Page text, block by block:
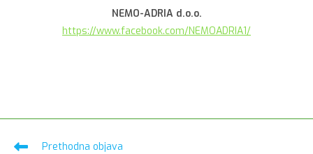
NEMO-ADRIA d.o.o.
https://www.facebook.com/NEMOADRIA1/
PročitajPrethodna objava